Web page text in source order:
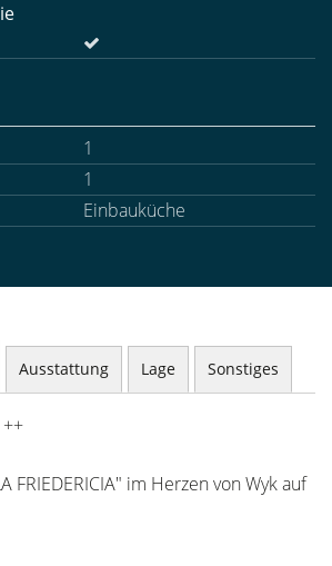
1
1
Einbauküche
Ausstattung Lage Sonstiges
FRIEDERICIA" im Herzen von Wyk auf